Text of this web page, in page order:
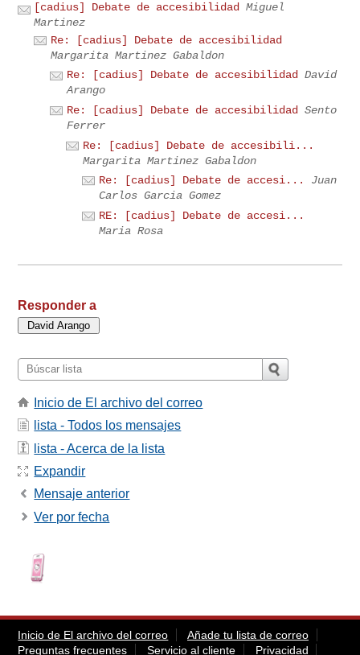
[cadius] Debate de accesibilidad
Miguel
Martinez
Re: [cadius] Debate de accesibilidad
Margarita Martinez Gabaldon
Re: [cadius] Debate de accesibilidad David
Arango
Re: [cadius] Debate de accesibilidad
Sento
Ferrer
Re: [cadius] Debate de accesibili...
Margarita Martinez Gabaldon
Re: [cadius] Debate de accesi...
Juan
Carlos Garcia Gomez
RE: [cadius] Debate de accesi...
Maria Rosa
Responder a
Inicio de El archivo del correo
lista - Todos los mensajes
lista - Acerca de la lista
Expandir
Mensaje anterior
Ver por fecha
Inicio de El archivo del correo
Añade tu lista de correo
Preguntas frecuentes
Servicio al cliente Privacidad